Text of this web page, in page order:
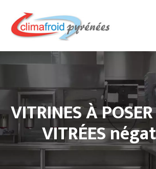
VITRINES À
VITRÉES